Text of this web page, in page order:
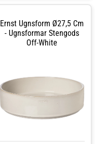
Ernst Ugnsform Ø27,5 Cm
- Ugnsformar Stengods
Off-White